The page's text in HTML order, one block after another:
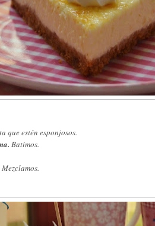
que estén esponjosos.
Batimos.
Mezclamos.